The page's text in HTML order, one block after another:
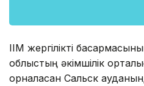
ІІМ жергілікті
облыстың әкімшілік
орналасқан Сальск